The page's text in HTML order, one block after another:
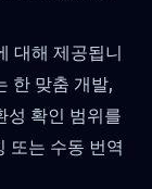
대해 제공됩니
한 맞춤 개발,
성 확인 범위를
또는 수동 번역